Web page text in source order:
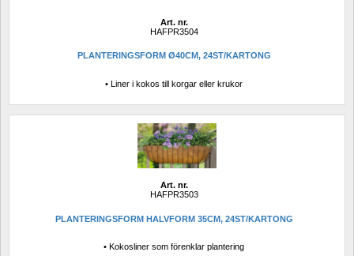
Art. nr.
HAFPR3504
PLANTERINGSFORM Ø40CM, 24ST/KARTONG
• Liner i kokos till korgar eller krukor
Art. nr.
HAFPR3503
PLANTERINGSFORM HALVFORM 35CM, 24ST/KARTONG
• Kokosliner som förenklar plantering